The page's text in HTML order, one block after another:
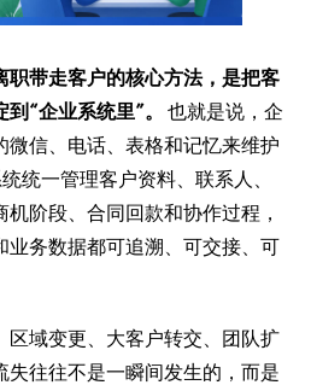
职带走客户的核心方法，是把客
“企业系统里”。
也就是说，企
微信、电话、表格和记忆来维护
统一管理客户资料、联系人、
阶段、合同回款和协作过程，
业务数据都可追溯、可交接、可
区域变更、大客户转交、团队扩
失往往不是一瞬间发生的，而是